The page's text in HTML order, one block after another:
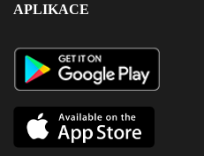
APLIKACE